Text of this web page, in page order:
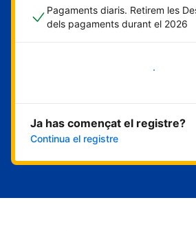
Pagaments diaris. Retirem les
dels pagaments durant el 2026
Comença ara
Ja has començat el registre?
Continua el registre